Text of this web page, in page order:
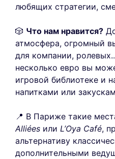
любящих стратегии,
🎲 Что нам нравится?
атмосфера, огромный
для компании,
несколько евро вы
игровой библиотеке и
напитками или
📍 В Париже такие
Alliées или L’Oya Café,
альтернативу
дополнительными